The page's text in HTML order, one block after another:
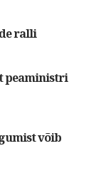
ralli
peaministri
võib